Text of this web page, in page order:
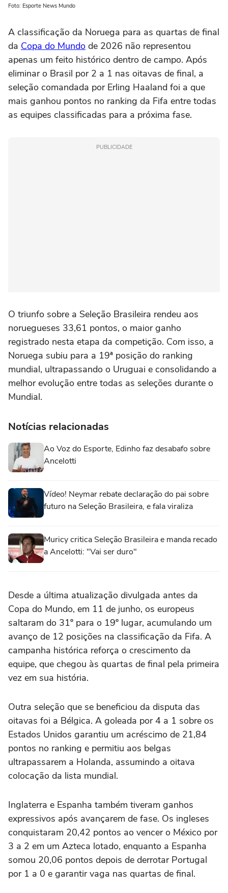
Foto: Esporte News Mundo
A classificação da Noruega para as quartas de final
da Copa do Mundo de 2026 não representou
apenas um feito histórico dentro de campo. Após
eliminar o Brasil por 2 a 1 nas oitavas de final, a
seleção comandada por Erling Haaland foi a que
mais ganhou pontos no ranking da Fifa entre todas
as equipes classificadas para a próxima fase.
PUBLICIDADE
O triunfo sobre a Seleção Brasileira rendeu aos
noruegueses 33,61 pontos, o maior ganho
registrado nesta etapa da competição. Com isso, a
Noruega subiu para a 19ª posição do ranking
mundial, ultrapassando o Uruguai e consolidando a
melhor evolução entre todas as seleções durante o
Mundial.
Notícias relacionadas
Ao Voz do Esporte, Edinho faz desabafo sobre
Ancelotti
Vídeo! Neymar rebate declaração do pai sobre
futuro na Seleção Brasileira, e fala viraliza
Muricy critica Seleção Brasileira e manda recado
a Ancelotti: "Vai ser duro"
Desde a última atualização divulgada antes da
Copa do Mundo, em 11 de junho, os europeus
saltaram do 31º para o 19º lugar, acumulando um
avanço de 12 posições na classificação da Fifa. A
campanha histórica reforça o crescimento da
equipe, que chegou às quartas de final pela primeira
vez em sua história.
Outra seleção que se beneficiou da disputa das
oitavas foi a Bélgica. A goleada por 4 a 1 sobre os
Estados Unidos garantiu um acréscimo de 21,84
pontos no ranking e permitiu aos belgas
ultrapassarem a Holanda, assumindo a oitava
colocação da lista mundial.
Inglaterra e Espanha também tiveram ganhos
expressivos após avançarem de fase. Os ingleses
conquistaram 20,42 pontos ao vencer o México por
3 a 2 em um Azteca lotado, enquanto a Espanha
somou 20,06 pontos depois de derrotar Portugal
por 1 a 0 e garantir vaga nas quartas de final.